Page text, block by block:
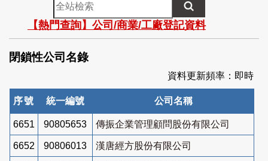
站
檢
索
【熱門查詢】公司/商業/工廠登記資料
閉鎖性公司名錄
資料更新頻率：即時
序號 統一編號 公司名稱
6651 90805653 傳振企業管理顧問股份有限公司
6652 90806013 漢唐經方股份有限公司